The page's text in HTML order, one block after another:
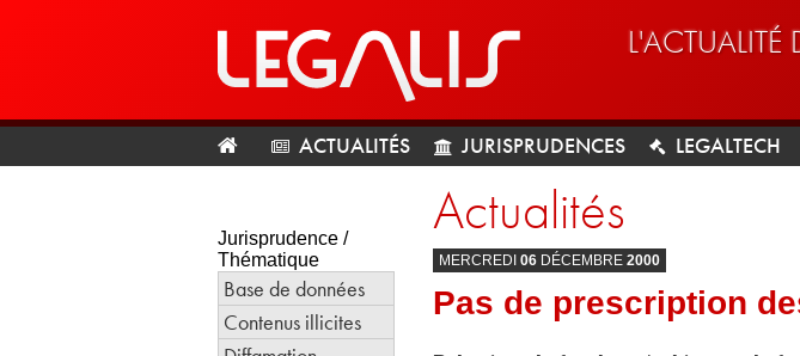
L'ACTUALITÉ
ACTUALITÉS JURISPRUDENCES LEGALTECH
Jurisprudence /
Thématique
Base de données
Contenus illicites
Actualités
MERCREDI 06 DÉCEMBRE 2000
Pas de prescription